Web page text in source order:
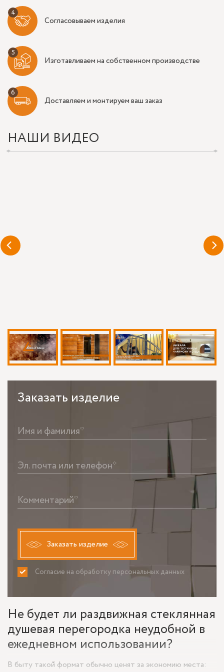
Согласовываем изделия
Изготавливаем на собственном производстве
Доставляем и монтируем ваш заказ
НАШИ ВИДЕО
Заказать изделие
Имя и фамилия*
Эл. почта или телефон*
Комментарий*
Заказать изделие
Согласие на обработку персональных данных
ПРИНИМАЮ НЕ ПРИНИМАЮ
Не будет ли раздвижная стеклянная
душевая перегородка неудобной в
ежедневном использовании?
В быту такой формат обычно ценят за экономию места: